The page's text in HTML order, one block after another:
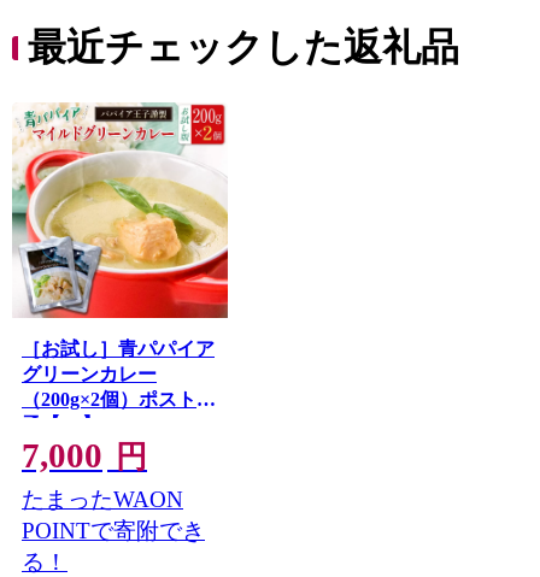
最近チェックした返礼品
［お試し］青パパイア
グリーンカレー
（200g×2個）ポスト投
函【P5】
7,000 円
たまったWAON
POINTで寄附でき
る！